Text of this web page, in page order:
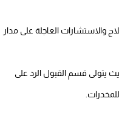
والاستشارات العاجلة على مدار
يتولى قسم القبول الرد على